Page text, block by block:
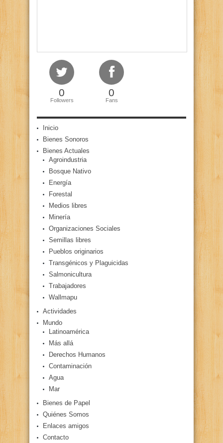
0
Followers
0
Fans
Inicio
Bienes Sonoros
Bienes Actuales
Agroindustria
Bosque Nativo
Energía
Forestal
Medios libres
Minería
Organizaciones Sociales
Semillas libres
Pueblos originarios
Transgénicos y Plaguicidas
Salmonicultura
Trabajadores
Wallmapu
Actividades
Mundo
Latinoamérica
Más allá
Derechos Humanos
Contaminación
Agua
Mar
Bienes de Papel
Quiénes Somos
Enlaces amigos
Contacto